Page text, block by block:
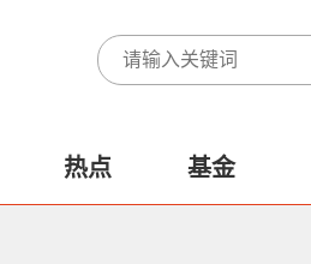
热点 基金